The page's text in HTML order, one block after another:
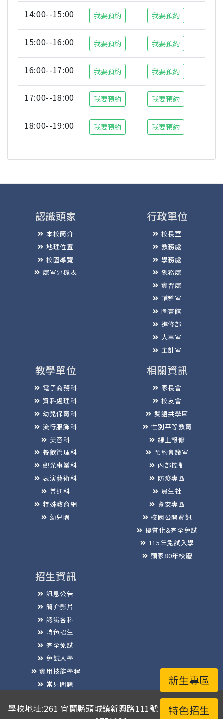
14:00--15:00 我要預約 我要預約
15:00--16:00 我要預約 我要預約
16:00--17:00 我要預約 我要預約
17:00--18:00 我要預約 我要預約
18:00--19:00 我要預約 我要預約
特色招生
新生專區
認識頭家
本校簡介
地理位置
校園導覽
處室分機表
行政單位
校長室
教務處
學務處
總務處
實習處
輔導室
圖書館
進修部
人事室
主計室
教學單位
電子商務科
資料處理科
幼兒保育科
流行服飾科
美容科
餐飲管理科
觀光事業科
表演藝術科
普通科
特殊教育網
幼兒園
相關資訊
家長會
校友會
雙語共學區
性別平等教育
線上報修
預約會議室
內部控制
防疫專區
員生社
資安專區
校園公開資訊
優質化&完全免試
115年免試入學
頭家80年校慶
招生資訊
訊息公告
簡介影片
認識各科
特色招生
完全免試
免試入學
實用技能學程
常見問題
學校地址:261 宜蘭縣頭城鎮新興路111號 / 電話總機:03-